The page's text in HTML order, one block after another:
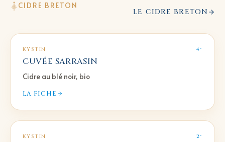
CIDRE BRETON
LE CIDRE BRETON
KYSTIN 4°
CUVÉE SARRASIN
Cidre au blé noir, bio
LA FICHE
KYSTIN 2°